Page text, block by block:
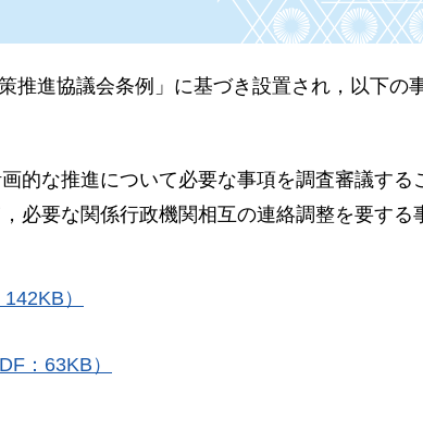
推進協議会条例」に基づき設置され，以下の
的な推進について必要な事項を調査審議する
必要な関係行政機関相互の連絡調整を要する
）
：63KB）